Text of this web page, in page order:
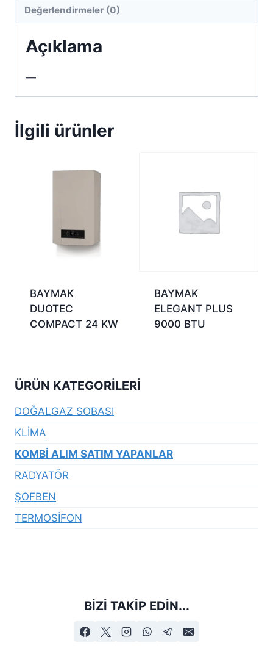
Değerlendirmeler (0)
Açıklama
—
İlgili ürünler
BAYMAK
DUOTEC
COMPACT 24 KW
BAYMAK
ELEGANT PLUS
9000 BTU
ÜRÜN KATEGORILERI
DOĞALGAZ SOBASI
KLİMA
KOMBİ ALIM SATIM YAPANLAR
RADYATÖR
ŞOFBEN
TERMOSİFON
BIZI TAKIP EDIN...